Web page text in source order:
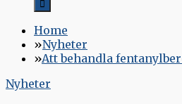
Home
Nyheter
Att behandla
Nyheter